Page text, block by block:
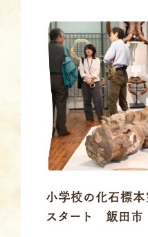
小学校の化石標
スタート 飯田市